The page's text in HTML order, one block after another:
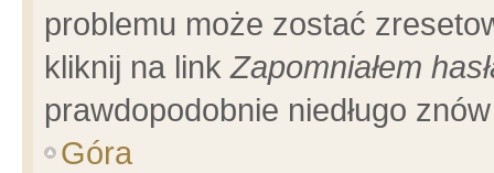
problemu może zostać
kliknij na linkZapomniałem
prawdopodobnie niedługo
Góra